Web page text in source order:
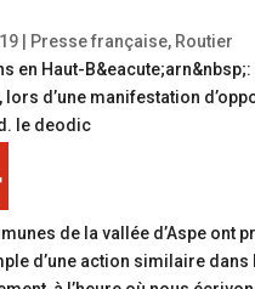
Presse française, Routier
lors d’une manifestation
le deodic
de la vallée d’Aspe
d’une action similaire